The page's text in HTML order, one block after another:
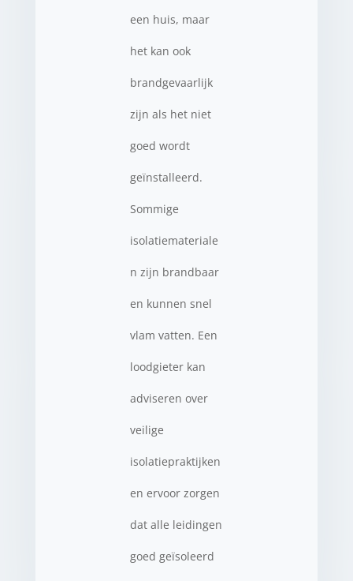
een huis, maar
het kan ook
brandgevaarlijk
zijn als het niet
goed wordt
geïnstalleerd.
Sommige
isolatiemateriale
n zijn brandbaar
en kunnen snel
vlam vatten. Een
loodgieter kan
adviseren over
veilige
isolatiepraktijken
en ervoor zorgen
dat alle leidingen
goed geïsoleerd